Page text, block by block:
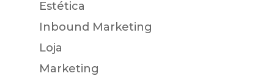
Estética
Inbound Marketing
Loja
Marketing